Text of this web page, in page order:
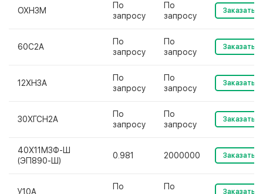
ОХНЗМ
По
запросу
По
запросу
Заказать
60С2А
По
запросу
По
запросу
Заказать
12ХН3А
По
запросу
По
запросу
Заказать
30ХГСН2А
По
запросу
По
запросу
Заказать
40Х11МЗФ-Ш
(ЭП890-Ш)
0.981 2000000 Заказать
У10А
По
По
Заказать